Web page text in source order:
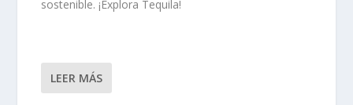
sostenible. ¡Explora Tequila!
LEER MÁS